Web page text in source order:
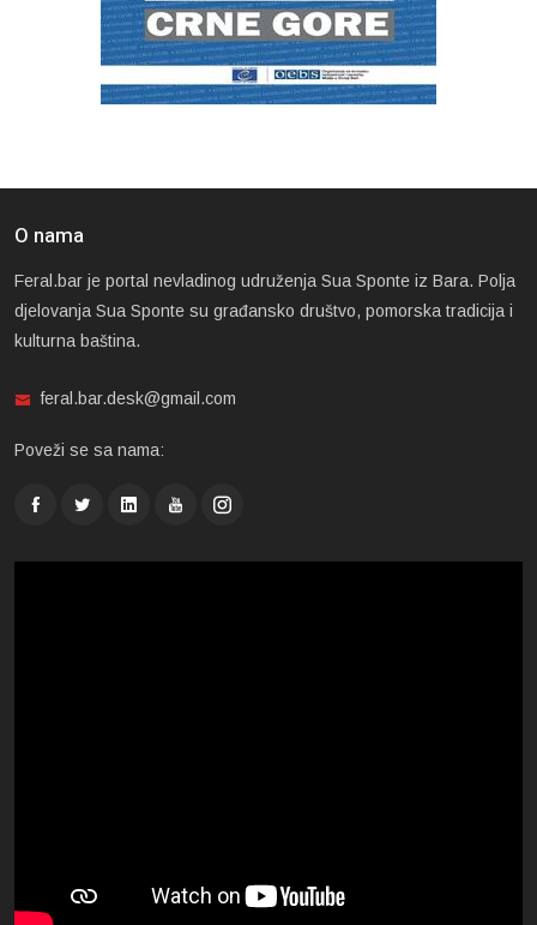
O nama
Feral.bar je portal nevladinog udruženja Sua Sponte iz Bara. Polja
djelovanja Sua Sponte su građansko društvo, pomorska tradicija i
kulturna baština.
feral.bar.desk@gmail.com
Poveži se sa nama: